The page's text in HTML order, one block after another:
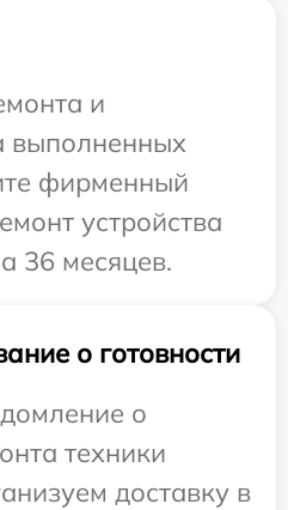
и
выполненных
фирменный
устройства
36 месяцев.
о готовности
о
техники
доставку в